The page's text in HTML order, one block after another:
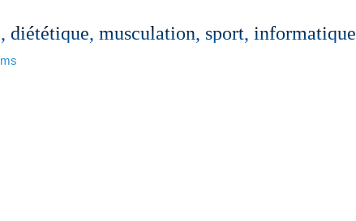
musculation, sport, informatique